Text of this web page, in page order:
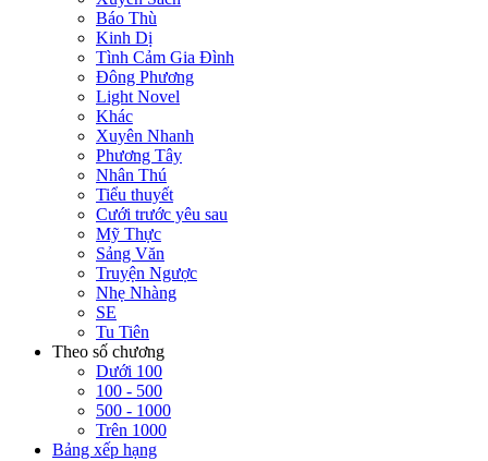
Báo Thù
Kinh Dị
Tình Cảm Gia Đình
Đông Phương
Light Novel
Khác
Xuyên Nhanh
Phương Tây
Nhân Thú
Tiểu thuyết
Cưới trước yêu sau
Mỹ Thực
Sảng Văn
Truyện Ngược
Nhẹ Nhàng
SE
Tu Tiên
Theo số chương
Dưới 100
100 - 500
500 - 1000
Trên 1000
Bảng xếp hạng